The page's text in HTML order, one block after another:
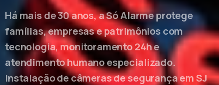
Há mais de 30 anos, a Só Alarme protege
famílias, empresas e patrimônios com
tecnologia, monitoramento 24h e
atendimento humano especializado.
Instalação de câmeras de segurança em SJ